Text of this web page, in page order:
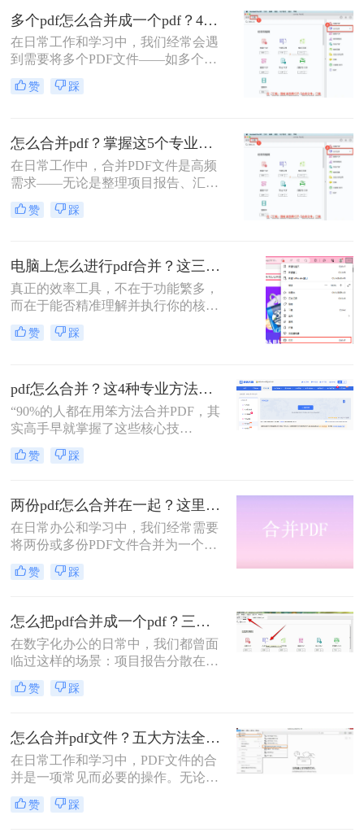
多个pdf怎么合并成一个pdf？4种合并pdf方法详解！
在日常工作和学习中，我们经常会遇
到需要将多个PDF文件——如多个章
节的电子书、一系列扫描件、不同来
源的报告或发票——整合为一个单一
然而，面对这一看似简单的任务，许
多用户却不知从何下手，或者使用的
工具不够高效、安全。
赞 踩
怎么合并pdf？掌握这5个专业方法，效率提升300%！
在日常工作中，合并PDF文件是高频
需求——无论是整理项目报告、汇总
客户资料，还是准备学术论文。但许
多人仍在用低效、有风险的方法处理
我今天为你带来一份系统、专业的
PDF合并指南，助你告别效率低下与
安全隐患。
赞 踩
电脑上怎么进行pdf合并？这三招，让你十分钟从小白变高手！
真正的效率工具，不在于功能繁多，
而在于能否精准理解并执行你的核心
意图。“小编，快帮帮我！明早汇报
用的方案，十几份PDF还散着，甲方
紧急求助。
赞 踩
pdf怎么合并？这4种专业方法，让你效率翻倍！
“90%的人都在用笨方法合并PDF，其
实高手早就掌握了这些核心技
巧。”作为一名在电脑办公软件领域
深耕多年的测评博主，每天都会收到
中，“PDF怎么合并”这个问题出现的
频率高居不下。这看似简单的操作，
却实实在在地困扰着众多职场人：报
告整合、资料归档、方案提交……每
一次低效的手动处理，都在悄悄吞噬
你的时间与耐心。
赞 踩
两份pdf怎么合并在一起？这里分享4个合并方法！
在日常办公和学习中，我们经常需要
将两份或多份PDF文件合并为一个，
以便于查阅、分享和存储。那么两份
pdf怎么合并在一起呢？本文将介绍四
您轻松完成PDF合并任务。
赞 踩
怎么把pdf合并成一个pdf？三招教你高效整合关键信息！
在数字化办公的日常中，我们都曾面
临过这样的场景：项目报告分散在多
个PDF里，学术论文章节各自独立，
或是一堆扫描合同需要整合。PDF合
响着我们的信息处理效率与专业形
象。那么怎么把pdf合并成一个pdf
呢？今天，作为一名深耕办公软件领
域多年的测评博主，我将为你揭秘三
种最高效的PDF合并方案，帮你彻底
摆脱文档管理的困扰。
赞 踩
怎么合并pdf文件？五大方法全解析！
在日常工作和学习中，PDF文件的合
并是一项常见而必要的操作。无论是
整理报告、合并多个章节的电子书，
还是将扫描件整合为一份完整文档，
赞 踩